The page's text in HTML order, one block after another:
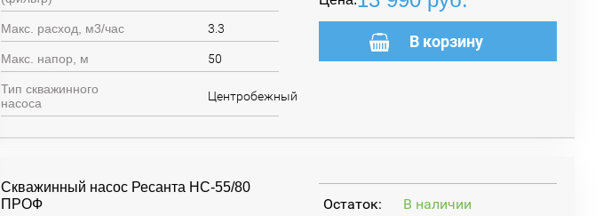
Макс. расход, м3/час 3.3
Макс. напор, м 50
Тип скважинного
насоса
Центробежный
В корзину
Скважинный насос Ресанта НС-55/80
ПРОФ
Остаток: В наличии